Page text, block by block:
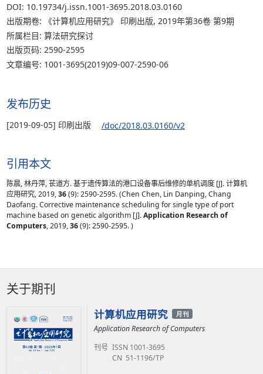
DOI: 10.19734/j.issn.1001-3695.2018.03.0160
出版期卷: 《计算机应用研究》 印刷出版, 2019年第36卷 第9期
所属栏目: 算法研究探讨
出版页码: 2590-2595
文章编号: 1001-3695(2019)09-007-2590-06
发布历史
[2019-09-05] 印刷出版 /doc/2018.03.0160/v2
引用本文
陈晨, 林丹萍, 苌道方. 基于遗传算法的港口设备事后维修的单机调度 [J]. 计算机
应用研究, 2019,36(9): 2590-2595. (Chen Chen, Lin Danping, Chang
Daofang. Corrective maintenance scheduling for single type of port
machine based on genetic algorithm [J].Application Research of
Computers, 2019,36(9): 2590-2595. )
关于期刊
计算机应用研究 月刊
Application Research of Computers
刊号 ISSN 1001-3695
CN 51-1196/TP